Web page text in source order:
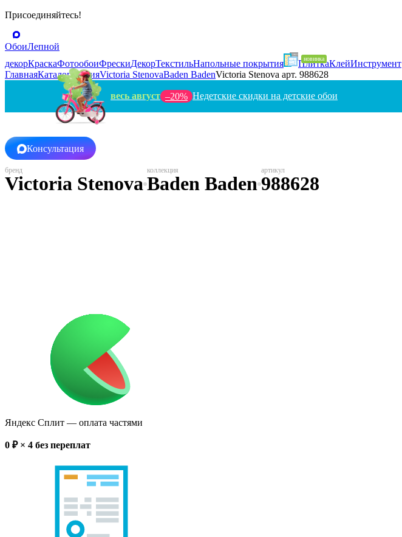
Присоединяйтесь!
ОбоиЛепной
декорКраскаФотообоиФрескиДекорТекстильНапольные покрытия ПлиткаКлейИнструмент
ГлавнаяКаталогРоссияVictoria StenovaBaden BadenVictoria Stenova арт. 988628
весь август –20% Недетские скидки на детские обои
Консультация
Victoria StenovaBaden Baden988628
Яндекс Сплит — оплата частями
0 ₽ × 4 без переплат